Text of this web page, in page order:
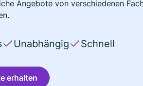
Angebote von verschiedenen
Unabhängig Schnell
erhalten